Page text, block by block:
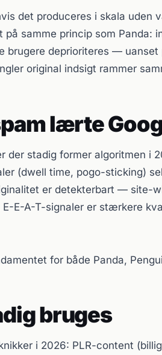
det produceres i skala uden
på samme princip som Panda:
brugere deprioriteres — uanset
original indsigt rammer
lærte
der stadig former algoritmen i
(dwell time, pogo-sticking)
er detekterbart — site-
E-A-T-signaler er stærkere
for både Panda,
bruges
i 2026: PLR-content